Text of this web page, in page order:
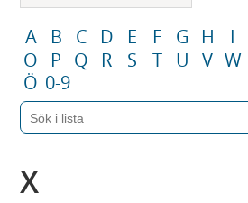
A B C D E F G H I
O
P Q R S T U V W
Ö 0-9
X